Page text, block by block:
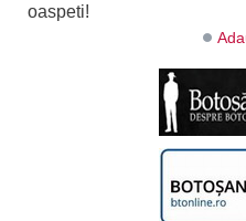
oaspeti!